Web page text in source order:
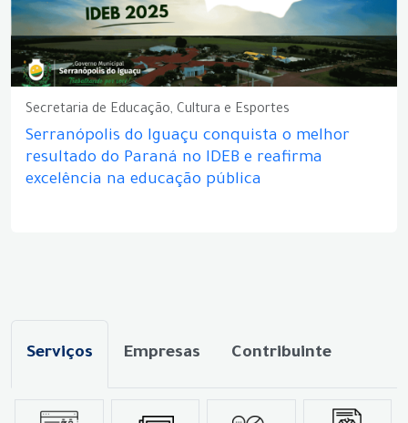
Secretaria de Educação, Cultura e Esportes
Serranópolis do Iguaçu conquista o melhor
resultado do Paraná no IDEB e reafirma
excelência na educação pública
Serviços Empresas Contribuinte